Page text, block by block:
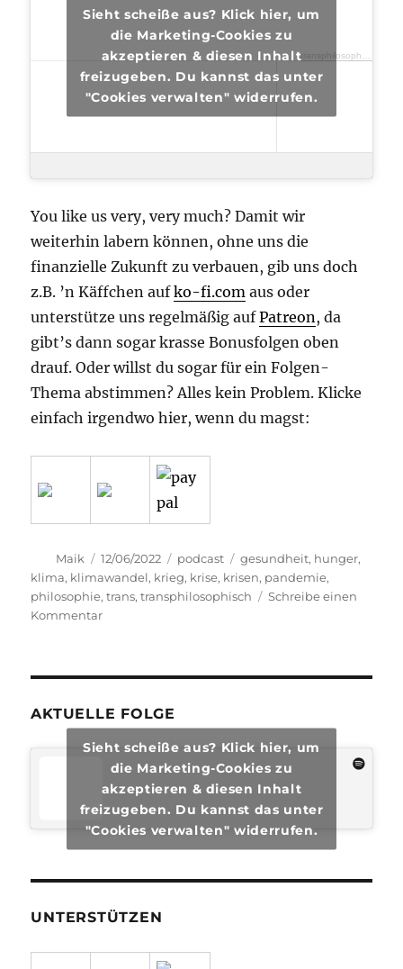
transphilosophisch
Sieht scheiße aus? Klick hier, um
die Marketing-Cookies zu
akzeptieren & diesen Inhalt
freizugeben. Du kannst das unter
"Cookies verwalten" widerrufen.
You like us very, very much? Damit wir
weiterhin labern können, ohne uns die
finanzielle Zukunft zu verbauen, gib uns doch
z.B. ’n Käffchen aufko-fi.com aus oder
unterstütze uns regelmäßig aufPatreon, da
gibt’s dann sogar krasse Bonusfolgen oben
drauf. Oder willst du sogar für ein Folgen-
Thema abstimmen? Alles kein Problem. Klicke
einfach irgendwo hier, wenn du magst:
Autor
Maik
Veröffentlicht
am
12/06/2022 Kategorien
podcast Schlagwörter
gesundheit, hunger,
klima, klimawandel, krieg, krise, krisen, pandemie,
philosophie,trans,transphilosophisch
Schreibe einen
Kommentarzu
AKTUELLE FOLGE
Sieht scheiße aus? Klick hier, um
die Marketing-Cookies zu
akzeptieren & diesen Inhalt
freizugeben. Du kannst das unter
"Cookies verwalten" widerrufen.
UNTERSTÜTZEN